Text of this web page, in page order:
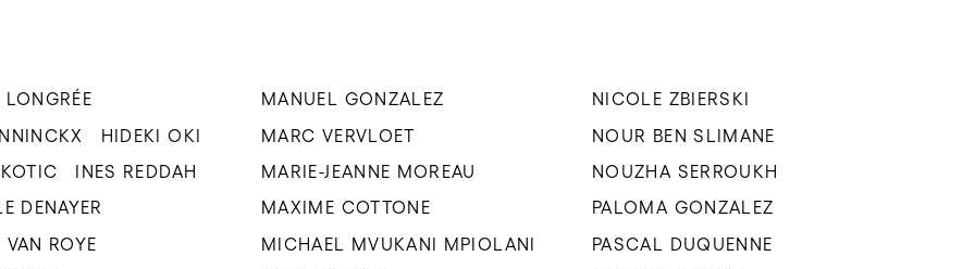
HIDEKI OKI
INES REDDAH
DENAYER
VAN ROYE
MANUEL GONZALEZ
MARC VERVLOET
MARIE-JEANNE MOREAU
MAXIME COTTONE
MICHAEL MVUKANI MPIOLANI
NICOLE ZBIERSKI
NOUR BEN SLIMANE
NOUZHA SERROUKH
PALOMA GONZALEZ
PASCAL DUQUENNE